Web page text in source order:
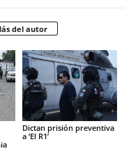
del autor
Dictan prisión preventiva
a ‘El R1’